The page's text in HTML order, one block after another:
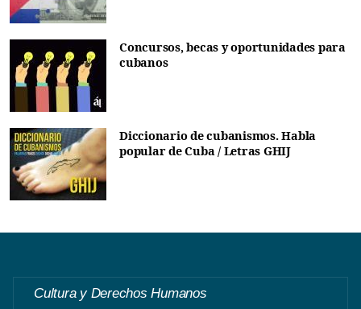
Concursos, becas y oportunidades para
cubanos
Diccionario de cubanismos. Habla
popular de Cuba / Letras GHIJ
Cultura y Derechos Humanos